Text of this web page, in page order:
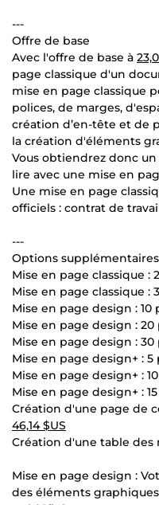
---
Offre de base
Avec l'offre de base à
page classique d'un
mise en page classique
polices, de marges,
création d’en-tête et de
la création d'éléments
Vous obtiendrez donc
lire avec une mise en
Une mise en page
officiels : contrat de
---
Options supplémentaires
Mise en page classique :
Mise en page classique :
Mise en page design : 10
Mise en page design : 20
Mise en page design : 30
Mise en page design+ : 5
Mise en page design+ :
Mise en page design+ :
Création d'une page de
46,14 $US
Création d'une table des
Mise en page design :
des éléments